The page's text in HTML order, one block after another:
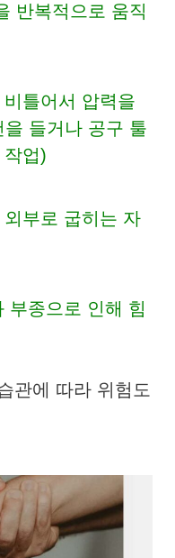
반복적으로 움직
틀어서 압력을
들거나 공구 툴
업)
부로 굽히는 자
부종으로 인해 힘
관에 따라 위험도